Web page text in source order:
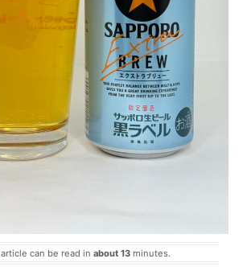
can be read in about 13 minutes.